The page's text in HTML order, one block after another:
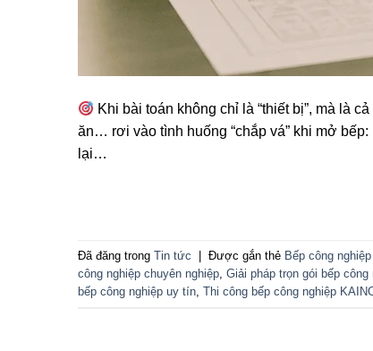
Khi bài toán không chỉ là “thiết bị”, mà là
ăn… rơi vào tình huống “chắp vá” khi mở
lại…
Đã đăng trong Tin tức | Được gắn thẻ Bếp công
công nghiệp chuyên nghiệp Giải pháp trọn gói bếp công
bếp công nghiệp uy tín Thi công bếp công nghiệp